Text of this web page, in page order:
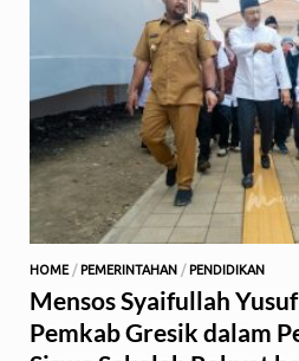
HOME/ PEMERINTAHAN / PENDIDIKAN
Mensos Syaifullah
Pemkab Gresik dalam